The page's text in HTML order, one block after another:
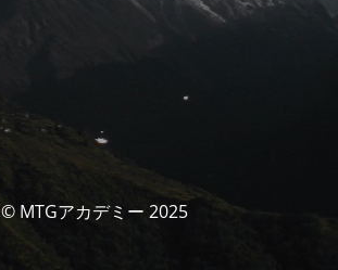
© MTGアカデミー 2025